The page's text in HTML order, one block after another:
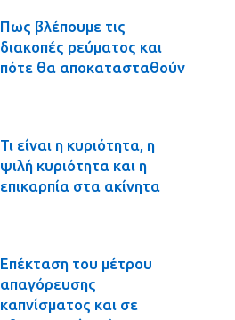
Πως βλέπουμε τις
διακοπές ρεύματος και
πότε θα αποκατασταθούν
Τι είναι η κυριότητα, η
ψιλή κυριότητα και η
επικαρπία στα ακίνητα
Επέκταση του μέτρου
απαγόρευσης
καπνίσματος και σε